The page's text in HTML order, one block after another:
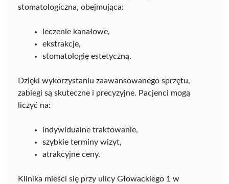
stomatologiczna, obejmująca:
leczenie kanałowe,
ekstrakcje,
stomatologię estetyczną.
Dzięki wykorzystaniu zaawansowanego sprzętu,
zabiegi są skuteczne i precyzyjne. Pacjenci mogą
liczyć na:
indywidualne traktowanie,
szybkie terminy wizyt,
atrakcyjne ceny.
Klinika mieści się przy ulicy Głowackiego 1 w